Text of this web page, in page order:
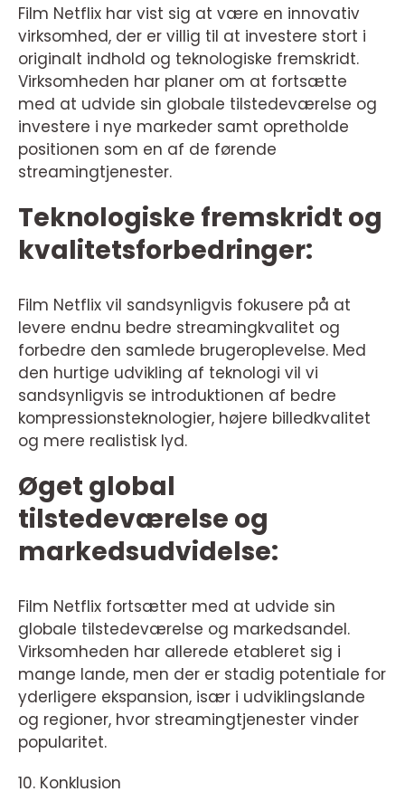
Film Netflix har vist sig at være en innovativ
virksomhed, der er villig til at investere stort i
originalt indhold og teknologiske fremskridt.
Virksomheden har planer om at fortsætte
med at udvide sin globale tilstedeværelse og
investere i nye markeder samt opretholde
positionen som en af de førende
streamingtjenester.
Teknologiske fremskridt og
kvalitetsforbedringer:
Film Netflix vil sandsynligvis fokusere på at
levere endnu bedre streamingkvalitet og
forbedre den samlede brugeroplevelse. Med
den hurtige udvikling af teknologi vil vi
sandsynligvis se introduktionen af bedre
kompressionsteknologier, højere billedkvalitet
og mere realistisk lyd.
Øget global
tilstedeværelse og
markedsudvidelse:
Film Netflix fortsætter med at udvide sin
globale tilstedeværelse og markedsandel.
Virksomheden har allerede etableret sig i
mange lande, men der er stadig potentiale for
yderligere ekspansion, især i udviklingslande
og regioner, hvor streamingtjenester vinder
popularitet.
10. Konklusion